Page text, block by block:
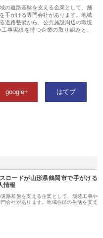
の道路基盤を支える企業として、舗
手がける専門会社があります。地域
道路整備から、公共施設周辺の環境
事実績を持つ企業の取り組みと、
google+ はてブ
ロードが山形県鶴岡市で手がける
情報
路基盤を支える企業として、舗装工事や
会社があります。地域住民の生活を支え